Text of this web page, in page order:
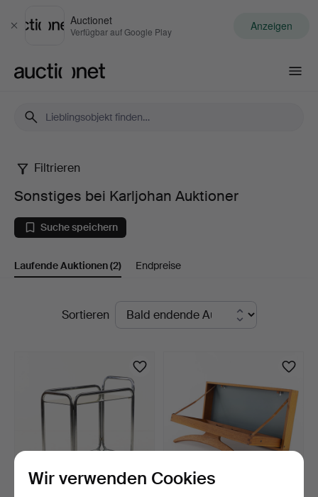
Schließen
Auctionet
Verfügbar auf Google Play Anzeigen
Sonstiges
bei
Karljohan
Auktioner
Filtrieren
Sonstiges bei Karljohan Auktioner
Suche speichern
Laufende Auktionen(2) Endpreise
LaufendeSortieren
Wir verwenden Cookies